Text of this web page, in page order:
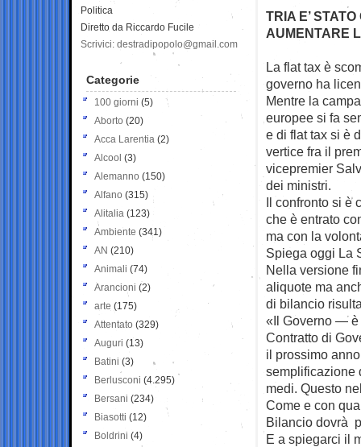
TRIA E’
AUMENTARE
La flat tax è
governo ha
Mentre la
europee si fa
e di flat tax si è
vertice fra il
vicepremier
dei ministri.
Il confronto si è
che è entrato
ma con la
Spiega oggi La
Nella versione
aliquote ma
di bilancio
«Il Governo — è
Contratto di
il prossimo
semplificazione
medi. Questo
Come e con
Bilancio dovrà
E a spiegarci il
Politica
Diretto da Riccardo Fucile
Scrivici: destradipopolo@gmail.com
Categorie
100 giorni (5)
Aborto (20)
Acca Larentia (2)
Alcool (3)
Alemanno (150)
Alfano (315)
Alitalia (123)
Ambiente (341)
AN (210)
Animali (74)
Arancioni (2)
arte (175)
Attentato (329)
Auguri (13)
Batini (3)
Berlusconi (4.295)
Bersani (234)
Biasotti (12)
Boldrini (4)